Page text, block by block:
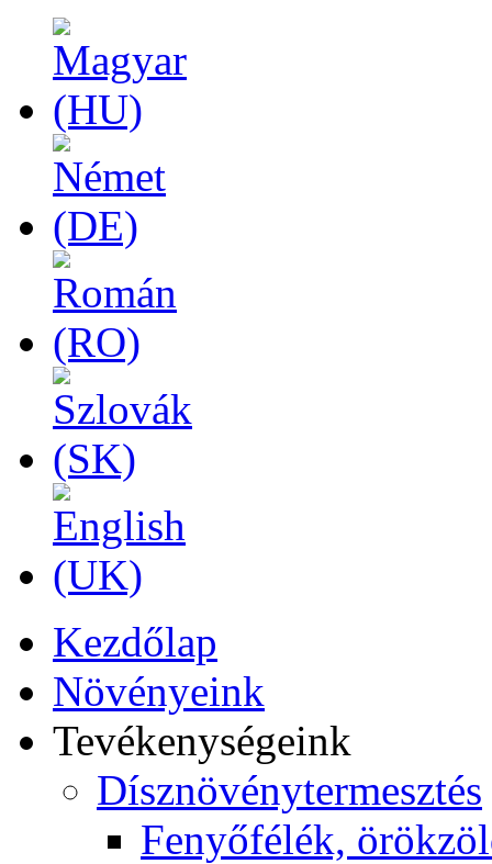
Kezdőlap
Növényeink
Tevékenységeink
Dísznövénytermesztés
Fenyőfélék,